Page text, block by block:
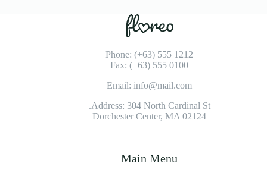
Phone: (+63) 555 1212
Fax: (+63) 555 0100
Email: info@mail.com
Address: 304 North Cardinal St.
Dorchester Center, MA 02124
Main Menu